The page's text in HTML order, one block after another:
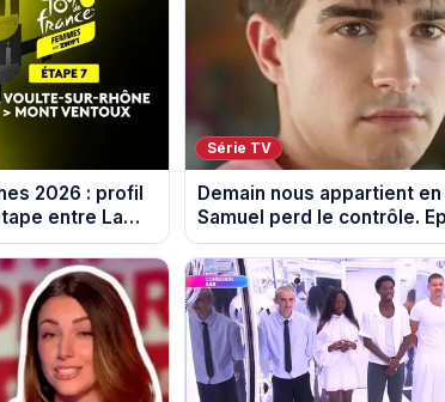
2026 : profil
entre La
Mont Ventoux
Série TV
Demain nous appartient
Samuel perd le contrôle.
10 août 2026.